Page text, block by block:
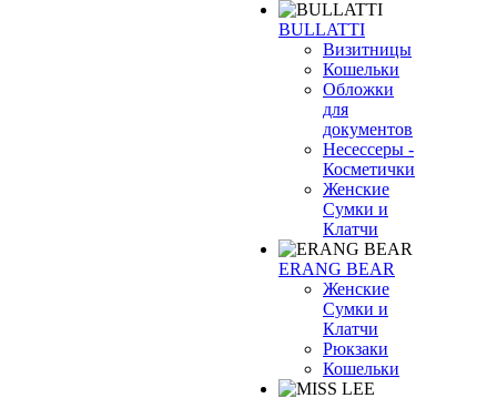
BULLATTI
Визитницы
Кошельки
Обложки
для
документов
Несессеры -
Косметички
Женские
Сумки и
Клатчи
ERANG BEAR
Женские
Сумки и
Клатчи
Рюкзаки
Кошельки